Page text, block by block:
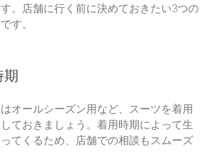
。店舗に行く前に決めておきたい3つの
す。
期
オールシーズン用など、スーツを着用
ておきましょう。着用時期によって生
てくるため、店舗での相談もスムーズ